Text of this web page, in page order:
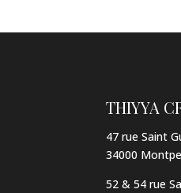
THIYYA
47 rue Saint
34000
52 & 54 rue